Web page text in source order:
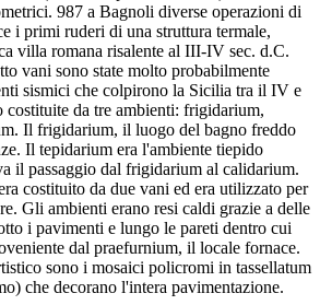
987 a Bagnoli diverse operazioni di
i primi ruderi di una struttura termale,
villa romana risalente al III-IV sec. d.C.
vani sono state molto probabilmente
sismici che colpirono la Sicilia tra il IV e
costituite da tre ambienti: frigidarium,
Il frigidarium, il luogo del bagno freddo
Il tepidarium era l'ambiente tiepido
il passaggio dal frigidarium al calidarium.
costituito da due vani ed era utilizzato per
Gli ambienti erano resi caldi grazie a delle
i pavimenti e lungo le pareti dentro cui
dal praefurnium, il locale fornace.
sono i mosaici policromi in tassellatum
che decorano l'intera pavimentazione.